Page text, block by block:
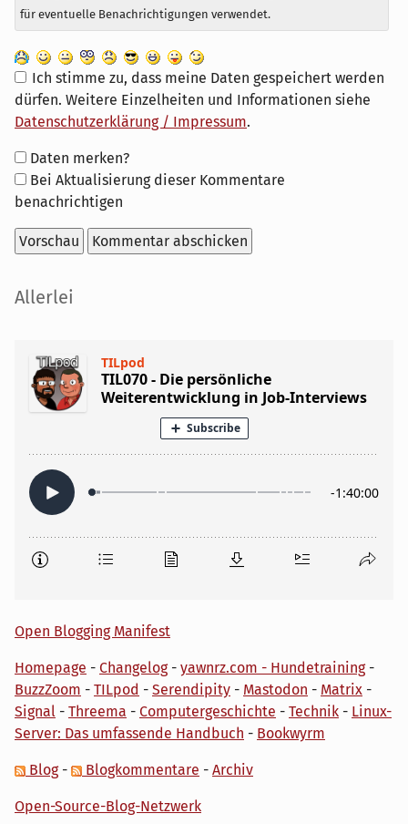
für eventuelle Benachrichtigungen verwendet.
Ich stimme zu, dass meine Daten gespeichert werden
dürfen. Weitere Einzelheiten und Informationen siehe
Datenschutzerklärung / Impressum.
Formular-
Optionen
Daten merken?
Bei Aktualisierung dieser Kommentare
benachrichtigen
Seitenleiste
Allerlei
Open Blogging Manifest
Homepage - Changelog- yawnrz.com - Hundetraining-
BuzzZoom - TILpod - Serendipity - Mastodon - Matrix -
Signal - Threema - Computergeschichte - Technik - Linux-
Server: Das umfassende Handbuch - Bookwyrm
Blog- Blogkommentare - Archiv
Open-Source-Blog-Netzwerk